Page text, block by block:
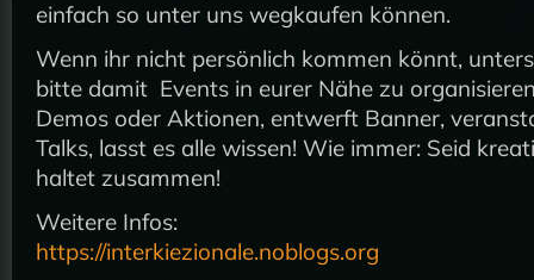
einfach so unter uns wegkaufen können.
Wenn ihr nicht persönlich kommen könnt,
bitte damit Events in eurer Nähe zu
Demos oder Aktionen, entwerft Banner,
Talks, lasst es alle wissen! Wie immer: Seid
haltet zusammen!
Weitere Infos:
https://interkiezionale.noblogs.org